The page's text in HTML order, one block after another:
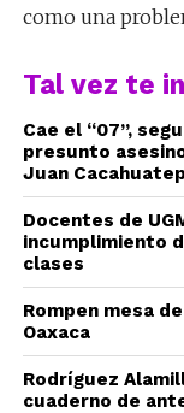
como una
Tal vez te
Cae el “07”,
presunto
Juan
Docentes de
incumplimiento
clases
Rompen mesa
Oaxaca
Rodríguez
cuaderno de